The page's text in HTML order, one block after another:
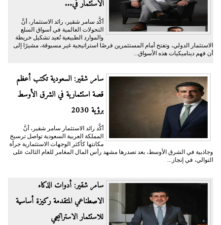
الاستثمار في...
أكَّد سامر شقير، رائد الاستثمار، أنَّ
التحولات العالمية في أسواق السلع
والموارد الطبيعية تُعيد تشكيل خريطة
الاستثمار الدولي، وتفتح أمام المستثمرين فرصًا استراتيجية غير مسبوقة، مشيرًا إلى
أن فهم ديناميكيات هذه الأسواق...
سامر شقير: السعودية تكتب أعظم
قصة استثمارية في الشرق الأوسط
برؤية 2030
أكَّد رائد الاستثمار سامر شقير، أنَّ
المملكة العربية السعودية تواصل ترسيخ
مكانتها كأكثر الوجهات الاستثمارية جرأة
وجاذبية في الشرق الأوسط، بعد تصدرها مشهد رأس المال المغامر للعام الثالث على
التوالي، في إنجاز...
سامر شقير: أدوات الذكاء
الاصطناعي المتقدمة ركيزة أساسية
للاستثمار الاستراتيجي